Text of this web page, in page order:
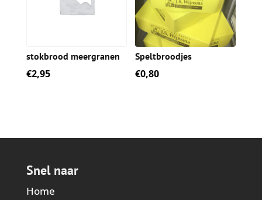
stokbrood meergranen
€2,95
Speltbroodjes
€0,80
Snel naar
Home